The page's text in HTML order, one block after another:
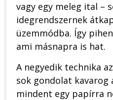
vagy egy meleg ital –
idegrendszernek
üzemmódba. Így
ami másnapra is hat.
A negyedik technika
sok gondolat kavarog
mindent egy papírra